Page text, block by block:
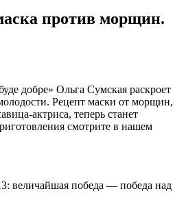
против морщин.
добре» Ольга Сумская раскроет
Рецепт маски от морщин,
актриса, теперь станет
смотрите в нашем
величайшая победа — победа над